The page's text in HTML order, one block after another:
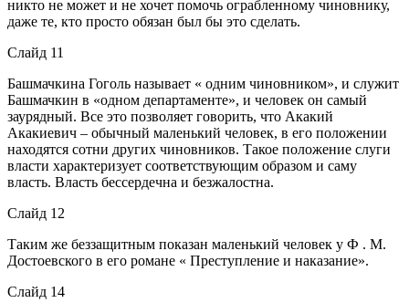
никто не может и не хочет помочь ограбленному чиновнику,
даже те, кто просто обязан был бы это сделать.
Слайд 11
Башмачкина Гоголь называет « одним чиновником», и служит
Башмачкин в «одном департаменте», и человек он самый
заурядный. Все это позволяет говорить, что Акакий
Акакиевич – обычный маленький человек, в его положении
находятся сотни других чиновников. Такое положение слуги
власти характеризует соответствующим образом и саму
власть. Власть бессердечна и безжалостна.
Слайд 12
Таким же беззащитным показан маленький человек у Ф . М.
Достоевского в его романе « Преступление и наказание».
Слайд 14